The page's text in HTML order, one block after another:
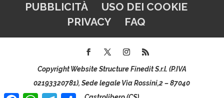
PUBBLICITÀ
USO DEI COOKIE
PRIVACY
FAQ
Copyright Website Structure Finedit S.r.l. (P.IVA
02193320781), Sede legale Via Rossini,2 – 87040